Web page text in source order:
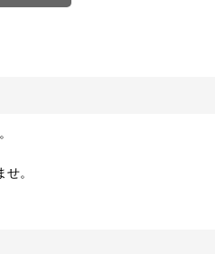
。